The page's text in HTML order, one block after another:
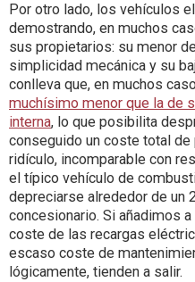
Por otro lado, los vehículos
demostrando, en muchos
sus propietarios: su menor
simplicidad mecánica y su
conlleva que, en muchos
muchísimo menor que la de
interna, lo que posibilita
conseguido un coste total
ridículo, incomparable con
el típico vehículo de
depreciarse alrededor de un
concesionario. Si añadimos
coste de las recargas
escaso coste de
lógicamente, tienden a salir.